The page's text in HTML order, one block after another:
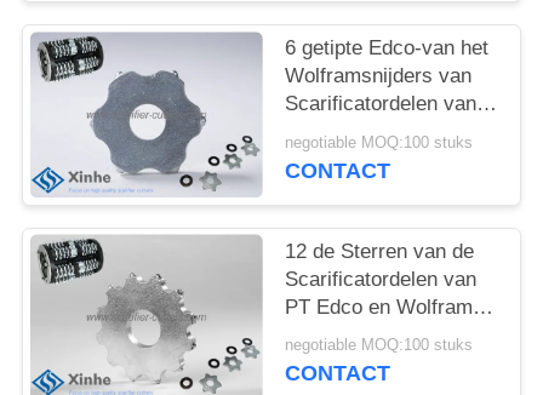
6 getipte Edco-van het
Wolframsnijders van
Scarificatordelen van
het de Wegcement de
Oppervlakte Prep
negotiable MOQ:100 stuks
CONTACT
12 de Sterren van de
Scarificatordelen van
PT Edco en Wolfram
multi-Uiteinde het
Bewerken
negotiable MOQ:100 stuks
CONTACT